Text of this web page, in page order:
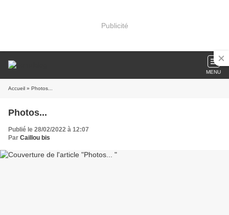
Publicité
MENU
Accueil » Photos...
Photos...
Publié le 28/02/2022 à 12:07
Par Caillou bis